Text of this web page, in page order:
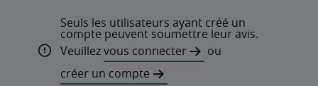
Seuls les utilisateurs ayant créé un
compte peuvent soumettre leur avis.
Veuillezvous connecter
ou
créer un compte